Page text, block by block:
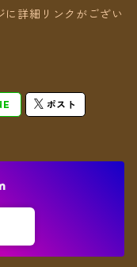
に詳細リンクがござい
ポスト